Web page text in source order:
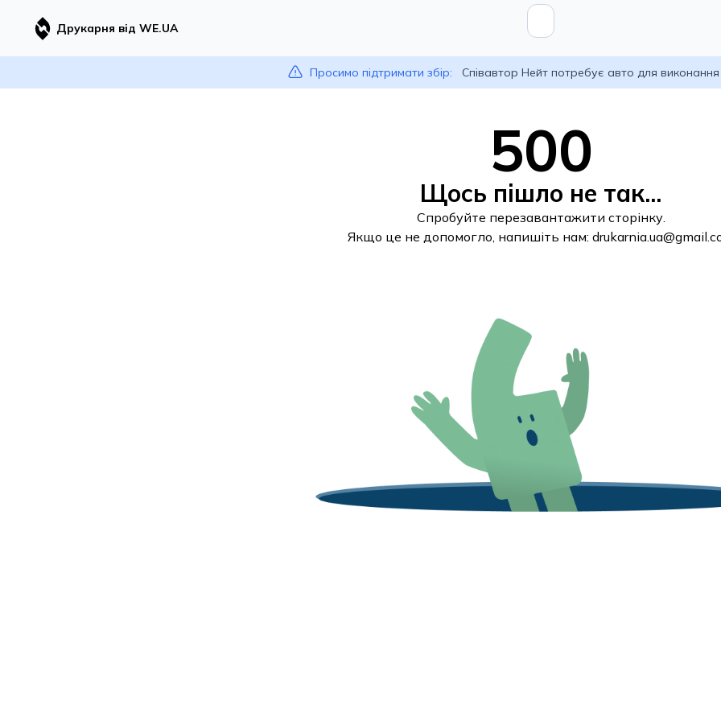
Друкарня від WE.UA
Просимо підтримати збір: Співавтор Нейт потребує авто для
500
Щось пішло не так...
Спробуйте перезавантажити сторінку.
Якщо це не допомогло, напишіть нам: